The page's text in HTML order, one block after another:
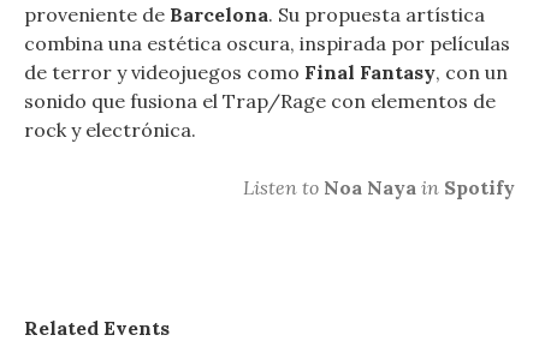
proveniente de Barcelona. Su propuesta artística
combina una estética oscura, inspirada por películas
de terror y videojuegos como Final Fantasy, con un
sonido que fusiona el Trap/Rage con elementos de
rock y electrónica.
Listen to Noa Naya in Spotify
Related Events